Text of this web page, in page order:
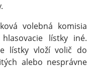
volebná komisia
lístky iné.
lístky vloží volič do
alebo nesprávne